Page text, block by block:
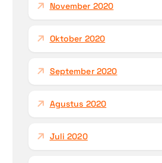
November 2020
Oktober 2020
September 2020
Agustus 2020
Juli 2020